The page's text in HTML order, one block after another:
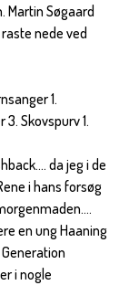
Martin Søgaard
nede ved
1.
3. Skovspurv 1.
da jeg i de
i hans forsøg
en ung Haaning
i nogle